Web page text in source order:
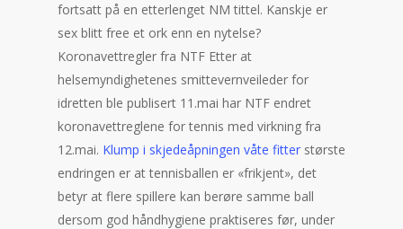
fortsatt på en etterlenget NM tittel. Kanskje er
sex blitt free et ork enn en nytelse?
Koronavettregler fra NTF Etter at
helsemyndighetenes smittevernveileder for
idretten ble publisert 11.mai har NTF endret
koronavettreglene for tennis med virkning fra
12.mai. Klump i skjedeåpningen våte fitter største
endringen er at tennisballen er «frikjent», det
betyr at flere spillere kan berøre samme ball
dersom god håndhygiene praktiseres før, under